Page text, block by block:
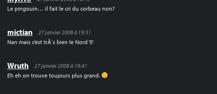
Le pingouin… il fait le cri du corbeau non?
mictian
27 janvier 2008 à 19:31
Nan mais c’est trÃ¨s bien le Nord ‘0’
Wruth
27 janvier 2008 à 19:41
Eh eh on trouve toujours plus grand.